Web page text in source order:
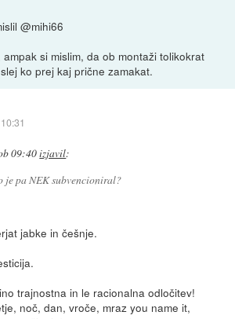
@mihi66
si mislim, da ob montaži tolikokrat
ko prej kaj prične zamakat.
09:40izjavil:
je pa NEK subvencioniral?
jabke in češnje.
trajnostna in le racionalna odločitev!
noč, dan, vroče, mraz you name it,